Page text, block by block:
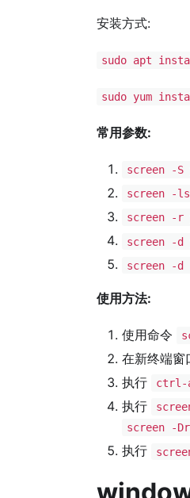
安装方式:
sudo apt
sudo yum
常用参数:
screen -S
screen -ls
screen -r
screen -d
screen -d
使用方法:
使用命令
在新终端窗
执行
ctrl-
执行
screen -
执行